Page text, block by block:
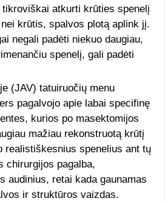
atkurti krūties spenelį
krūtis, spalvos plotą aplink jį.
negali padėti niekuo daugiau,
spenelį, gali padėti
(JAV) tatuiruočių menu
pagalvojo apie labai specifinę
kurios po masektomijos
mažiau rekonstruotą krūtį
realistiškesnius spenelius ant tų
chirurgijos pagalba,
audinius, retai kada gaunamas
ir struktūros vaizdas.